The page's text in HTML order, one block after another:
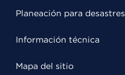
Planeación para desastres
Información técnica
Mapa del sitio